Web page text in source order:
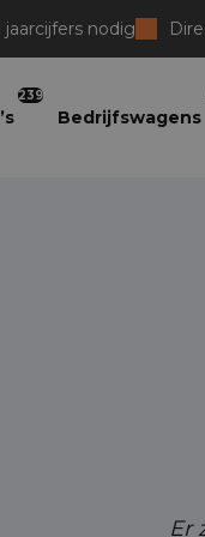
jaarcijfers nodig
239
Bedrijfswagens
Er